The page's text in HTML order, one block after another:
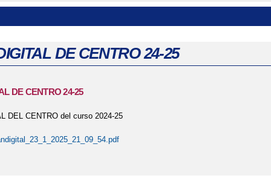
DE LA PROVINCIA DE GUADALAJARA 2020/2021
DE CENTRO 24-25
DE CENTRO 24-25
DEL CENTRO del curso 2024-25